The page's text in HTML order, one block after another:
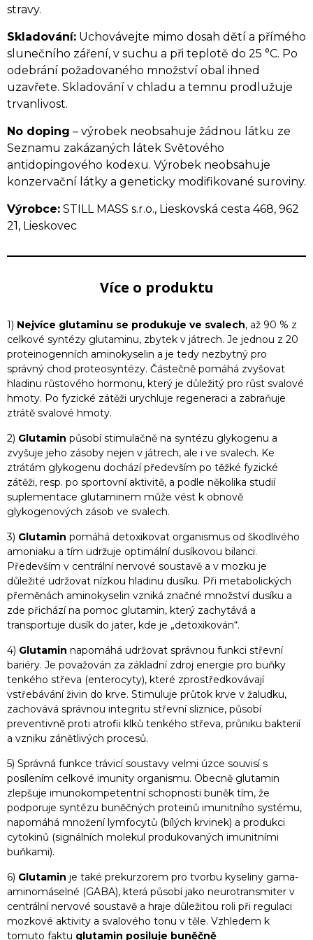
stravy.
Skladování: Uchovávejte mimo dosah dětí a přímého
slunečního záření, v suchu a při teplotě do 25 °C. Po
odebrání požadovaného množství obal ihned
uzavřete. Skladování v chladu a temnu prodlužuje
trvanlivost.
No doping – výrobek neobsahuje žádnou látku ze
Seznamu zakázaných látek Světového
antidopingového kodexu. Výrobek neobsahuje
konzervační látky a geneticky modifikované suroviny.
Výrobce: STILL MASS s.r.o., Lieskovská cesta 468, 962
21, Lieskovec
Více o produktu
1) Nejvíce glutaminu se produkuje ve svalech, až 90 % z
celkové syntézy glutaminu, zbytek v játrech. Je jednou z 20
proteinogenních aminokyselin a je tedy nezbytný pro
správný chod proteosyntézy. Částečně pomáhá zvyšovat
hladinu růstového hormonu, který je důležitý pro růst svalové
hmoty. Po fyzické zátěži urychluje regeneraci a zabraňuje
ztrátě svalové hmoty.
2) Glutamin působí stimulačně na syntézu glykogenu a
zvyšuje jeho zásoby nejen v játrech, ale i ve svalech. Ke
ztrátám glykogenu dochází především po těžké fyzické
zátěži, resp. po sportovní aktivitě, a podle několika studií
suplementace glutaminem může vést k obnově
glykogenových zásob ve svalech.
3) Glutamin pomáhá detoxikovat organismus od škodlivého
amoniaku a tím udržuje optimální dusíkovou bilanci.
Především v centrální nervové soustavě a v mozku je
důležité udržovat nízkou hladinu dusíku. Při metabolických
přeměnách aminokyselin vzniká značné množství dusíku a
zde přichází na pomoc glutamin, který zachytává a
transportuje dusík do jater, kde je „detoxikován“.
4) Glutamin napomáhá udržovat správnou funkci střevní
bariéry. Je považován za základní zdroj energie pro buňky
tenkého střeva (enterocyty), které zprostředkovávají
vstřebávání živin do krve. Stimuluje průtok krve v žaludku,
zachovává správnou integritu střevní sliznice, působí
preventivně proti atrofii klků tenkého střeva, průniku bakterií
a vzniku zánětlivých procesů.
5) Správná funkce trávicí soustavy velmi úzce souvisí s
posílením celkové imunity organismu. Obecně glutamin
zlepšuje imunokompetentní schopnosti buněk tím, že
podporuje syntézu buněčných proteinů imunitního systému,
napomáhá množení lymfocytů (bílých krvinek) a produkci
cytokinů (signálních molekul produkovaných imunitními
buňkami).
6) Glutamin je také prekurzorem pro tvorbu kyseliny gama-
aminomáselné (GABA), která působí jako neurotransmiter v
centrální nervové soustavě a hraje důležitou roli při regulaci
mozkové aktivity a svalového tonu v těle. Vzhledem k
tomuto faktu glutamin posiluje buněčně